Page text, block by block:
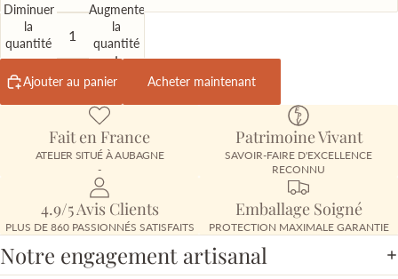
Diminuer
la
quantité
Augmenter
la
quantité
Ajouter au panier Acheter maintenant
Fait en France
ATELIER SITUÉ À AUBAGNE
-
Patrimoine Vivant
SAVOIR-FAIRE D'EXCELLENCE
RECONNU
4.9/5 Avis Clients
PLUS DE 860 PASSIONNÉS SATISFAITS
Emballage Soigné
PROTECTION MAXIMALE GARANTIE
Notre engagement artisanal